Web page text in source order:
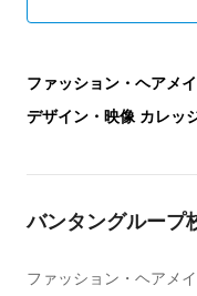
ファッション・ヘアメ
デザイン・映像 カレッ
バンタングループ
ファッション・ヘアメ